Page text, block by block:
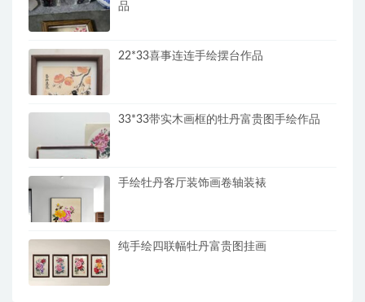
品
22*33喜事连连手绘摆台作品
33*33带实木画框的牡丹富贵图手绘作品
手绘牡丹客厅装饰画卷轴装裱
纯手绘四联幅牡丹富贵图挂画